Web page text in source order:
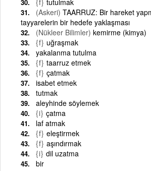
(Askeri) TAARRUZ: Bir hareket
tayyarelerin bir hedefe yaklaşması
(Nükleer Bilimler) kemirme (kimya)
{f} uğraşmak
yakalanma tutulma
{f} taarruz etmek
{f} çatmak
isabet etmek
tutmak
aleyhinde söylemek
{i} çatma
laf atmak
{f} eleştirmek
{f} aşındırmak
{i} dil uzatma
bir